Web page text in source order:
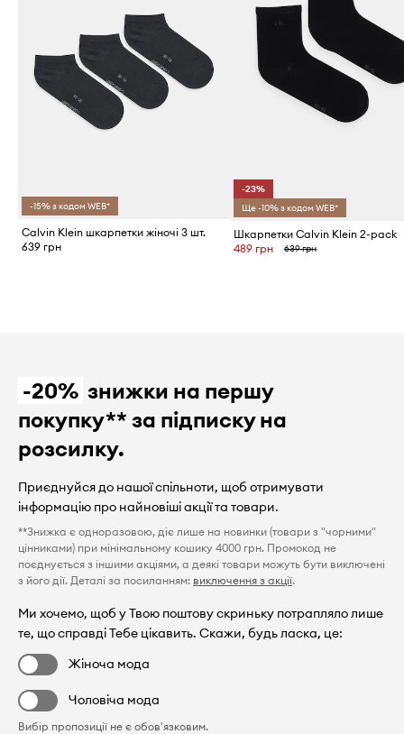
-15% з кодом WEB*
Calvin Klein шкарпетки жіночі 3 шт.
639 грн
-23%
Ще -10% з кодом WEB*
Шкарпетки Calvin Klein 2-pack
489 грн
639 грн
-20% знижки на першу
покупку** за підписку на
розсилку.
Приєднуйся до нашої спільноти, щоб отримувати
інформацію про найновіші акції та товари.
**Знижка є одноразовою, діє лише на новинки (товари з "чорними"
цінниками) при мінімальному кошику 4000 грн. Промокод не
поєднується з іншими акціями, а деякі товари можуть бути виключені
з його дії. Деталі за посиланням: виключення з акції.
Ми хочемо, щоб у Твою поштову скриньку потрапляло лише
те, що справді Тебе цікавить. Скажи, будь ласка, це:
Жіноча мода
Чоловіча мода
Вибір пропозиції не є обов'язковим.